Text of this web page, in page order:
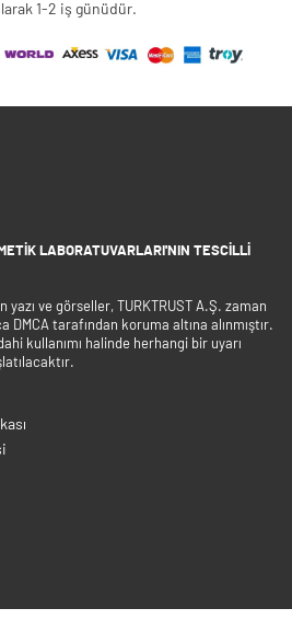
1-2 iş günüdür.
LABORATUVARLARI'NIN TESCILLI
yazı ve görseller, TURKTRUST A.Ş. zaman
DMCA tarafından koruma altına alınmıştır.
kullanımı halinde herhangi bir uyarı